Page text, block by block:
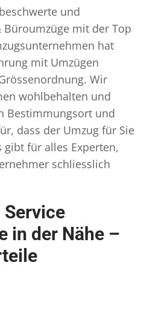
und
mit der Top
hat
mit Umzügen
Wir
wohlbehalten und
Bestimmungsort und
dass der Umzug für Sie
für alles Experten,
schliesslich
Service
in der Nähe –